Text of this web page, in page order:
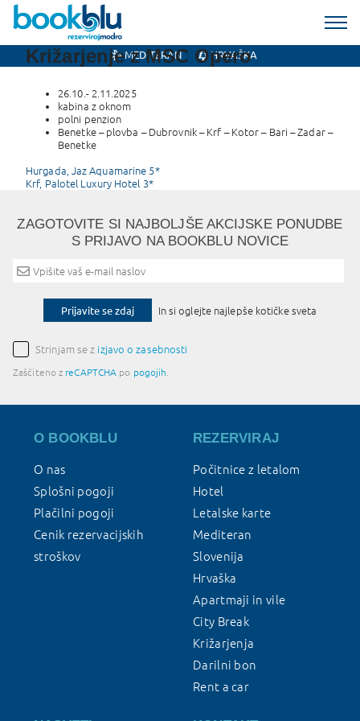
MEDITERAN HRVAŠKA
Križarjenje z MSC Opero
26.10.- 2.11.2025
kabina z oknom
polni penzion
Benetke – plovba – Dubrovnik – Krf – Kotor – Bari – Zadar –
Benetke
Post
navigation
Hurgada, Jaz Aquamarine 5*
Krf, Palotel Luxury Hotel 3*
ZAGOTOVITE SI NAJBOLJŠE AKCIJSKE PONUDBE
S PRIJAVO NA BOOKBLU NOVICE
Prijavite se zdaj In si oglejte najlepše kotičke sveta
Strinjam se z izjavo o zasebnosti
Zaščiteno z reCAPTCHA po pogojih
O BOOKBLU
O nas
Splošni pogoji
Plačilni pogoji
Cenik rezervacijskih
stroškov
REZERVIRAJ
Počitnice z letalom
Hotel
Letalske karte
Mediteran
Slovenija
Hrvaška
Apartmaji in vile
City Break
Križarjenja
Darilni bon
Rent a car